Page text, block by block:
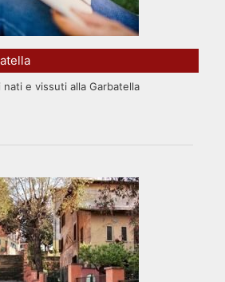
e vissuti alla Garbatella